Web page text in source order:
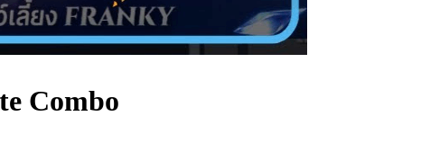
Combo